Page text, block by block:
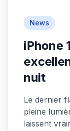
News
iPhone
nuit
Le dernier
pleine
laissent